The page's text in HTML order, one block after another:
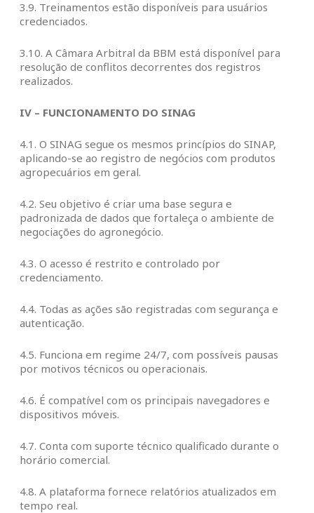
3.9. Treinamentos estão disponíveis para usuários
credenciados.
3.10. A Câmara Arbitral da BBM está disponível para
resolução de conflitos decorrentes dos registros
realizados.
IV – FUNCIONAMENTO DO SINAG
4.1. O SINAG segue os mesmos princípios do SINAP,
aplicando-se ao registro de negócios com produtos
agropecuários em geral.
4.2. Seu objetivo é criar uma base segura e
padronizada de dados que fortaleça o ambiente de
negociações do agronegócio.
4.3. O acesso é restrito e controlado por
credenciamento.
4.4. Todas as ações são registradas com segurança e
autenticação.
4.5. Funciona em regime 24/7, com possíveis pausas
por motivos técnicos ou operacionais.
4.6. É compatível com os principais navegadores e
dispositivos móveis.
4.7. Conta com suporte técnico qualificado durante o
horário comercial.
4.8. A plataforma fornece relatórios atualizados em
tempo real.